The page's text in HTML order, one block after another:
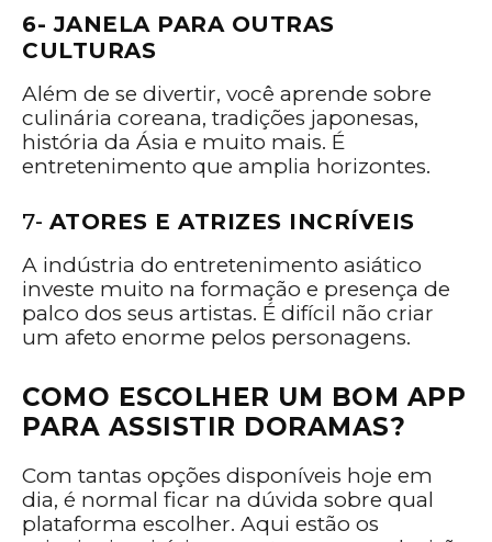
6- JANELA PARA OUTRAS
CULTURAS
Além de se divertir, você aprende sobre
culinária coreana, tradições japonesas,
história da Ásia e muito mais. É
entretenimento que amplia horizontes.
7- ATORES E ATRIZES INCRÍVEIS
A indústria do entretenimento asiático
investe muito na formação e presença de
palco dos seus artistas. É difícil não criar
um afeto enorme pelos personagens.
COMO ESCOLHER UM BOM APP
PARA ASSISTIR DORAMAS?
Com tantas opções disponíveis hoje em
dia, é normal ficar na dúvida sobre qual
plataforma escolher. Aqui estão os